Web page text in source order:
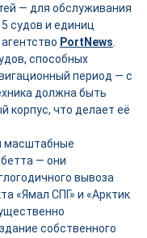
— для обслуживания
судов и единиц
PortNews
способных
период — с
должна быть
корпус, что делает её
масштабные
— они
вывоза
«Ямал СПГ» и «Арктик
собственного